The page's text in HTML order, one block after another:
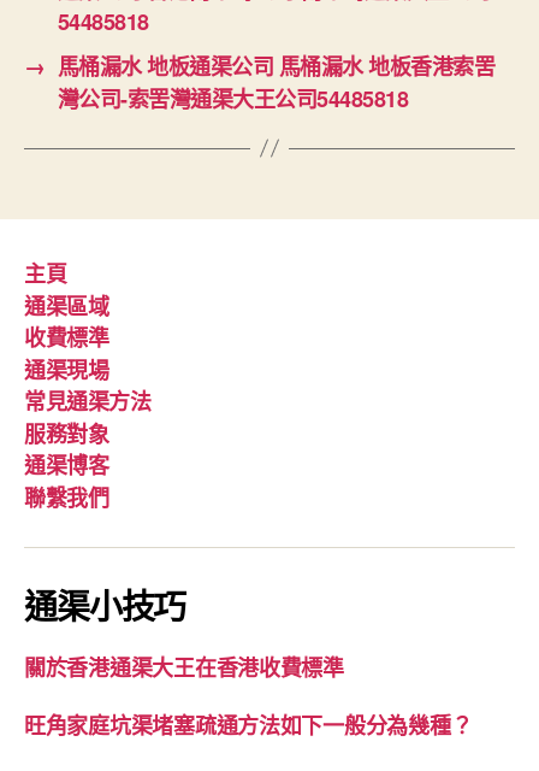
54485818
→ 馬桶漏水 地板通渠公司 馬桶漏水 地板香港索罟
灣公司-索罟灣通渠大王公司54485818
主頁
通渠區域
收費標準
通渠現場
常見通渠方法
服務對象
通渠博客
聯繫我們
通渠小技巧
關於香港通渠大王在香港收費標準
旺角家庭坑渠堵塞疏通方法如下一般分為幾種？